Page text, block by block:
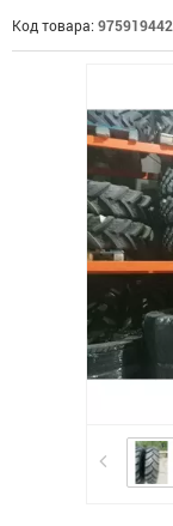
Код товара: 975919442